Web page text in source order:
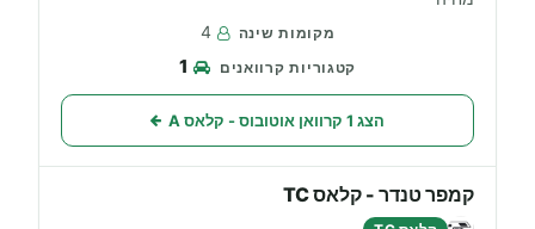
4
1
הצג 1 קרוואן אוטובוס - קלאס A
קמפר טנדר - קלאס TC